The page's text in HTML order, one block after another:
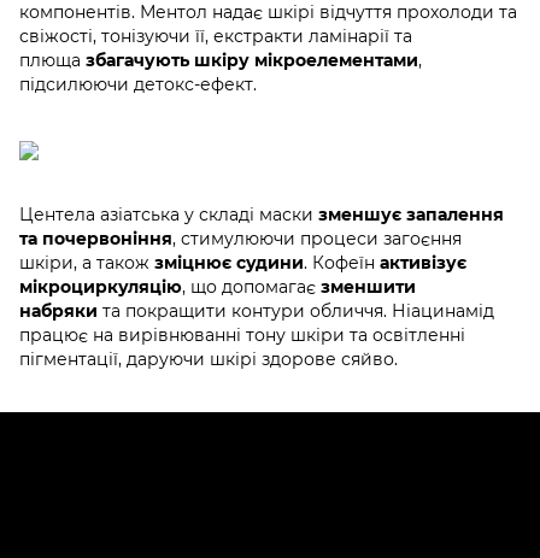
компонентів. Ментол надає шкірі відчуття прохолоди та
свіжості, тонізуючи її, екстракти ламінарії та
плюща збагачують шкіру мікроелементами,
підсилюючи детокс-ефект.
Центела азіатська у складі маски зменшує запалення
та почервоніння, стимулюючи процеси загоєння
шкіри, а також зміцнює судини. Кофеїн активізує
мікроциркуляцію, що допомагає зменшити
набряки та покращити контури обличчя. Ніацинамід
працює на вирівнюванні тону шкіри та освітленні
пігментації, даруючи шкірі здорове сяйво.